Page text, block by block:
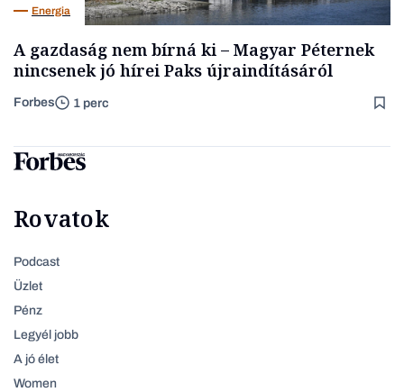
Energia
A gazdaság nem bírná ki – Magyar Péternek
nincsenek jó hírei Paks újraindításáról
Forbes 1 perc
Rovatok
Podcast
Üzlet
Pénz
Legyél jobb
A jó élet
Women